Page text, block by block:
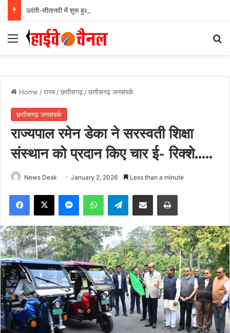
Menu
Home /राज्य /छत्तीसगढ़ /छत्तीसगढ़ जनसंपर्क
छत्तीसगढ़ जनसंपर्क
राज्यपाल रमेन डेका ने सरस्वती शिक्षा
संस्थान को प्रदान किए चार ई- रिक्शे…..
News Desk January 2, 2026 Less than a minute
Facebook
X MessengerWhatsAppTelegramShare via Email Print